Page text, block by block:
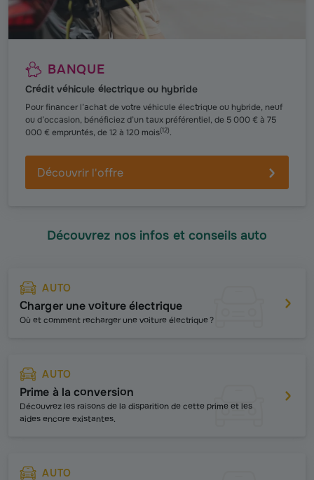
BANQUE
Crédit véhicule électrique ou hybride
Pour financer l’achat de votre véhicule électrique ou hybride, neuf
ou d’occasion, bénéficiez d’un taux préférentiel, de 5 000 € à 75
000 € empruntés, de 12 à 120 mois(12).
Découvrir l'offre
Découvrez nos infos et conseils auto
AUTO
Charger une voiture électrique
Où et comment recharger une voiture électrique ?
AUTO
Prime à la conversion
Découvrez les raisons de la disparition de cette prime et les
aides encore existantes.
AUTO